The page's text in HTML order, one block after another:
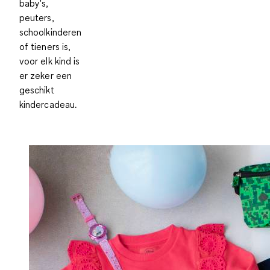
baby's,
peuters,
schoolkinderen
of tieners is,
voor elk kind is
er zeker een
geschikt
kindercadeau.